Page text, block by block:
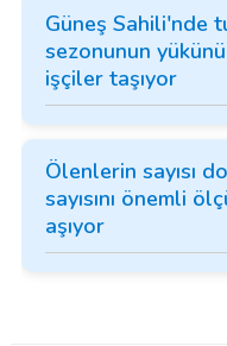
Güneş Sahili'nde
sezonunun
işçiler taşıyor
Ölenlerin sayısı
sayısını önemli
aşıyor